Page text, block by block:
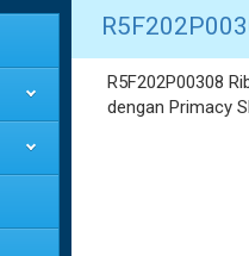
R5F202P00308
dengan Primacy